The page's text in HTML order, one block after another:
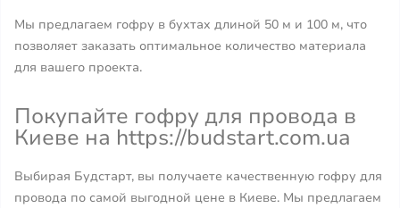
Мы предлагаем гофру в бухтах длиной 50 м и 100 м, что
позволяет заказать оптимальное количество материала
для вашего проекта.
Покупайте гофру для провода в
Киеве на https://budstart.com.ua
Выбирая Будстарт, вы получаете качественную гофру для
провода по самой выгодной цене в Киеве. Мы предлагаем